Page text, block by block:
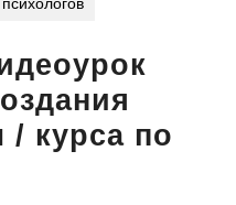
курса по